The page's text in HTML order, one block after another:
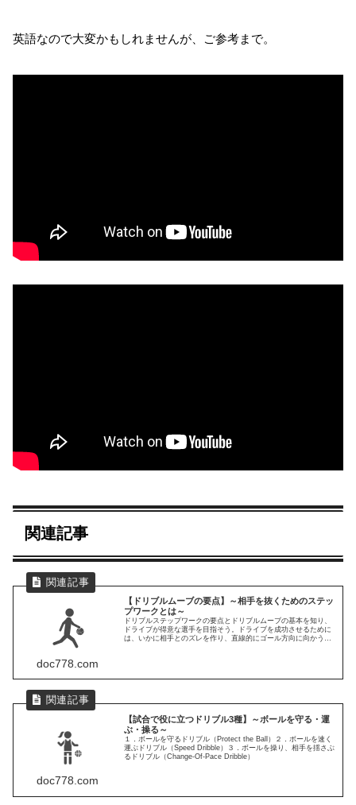
英語なので大変かもしれませんが、ご参考まで。
関連記事
【ドリブルムーブの要点】～相手を抜くためのステッ
プワークとは～
ドリブルステップワークの要点とドリブルムーブの基本を知り、
ドライブが得意な選手を目指そう。ドライブを成功させるために
は、いかに相手とのズレを作り、直線的にゴール方向に向かうこ
doc778.com
【試合で役に立つドリブル3種】～ボールを守る・運
ぶ・操る～
１．ボールを守るドリブル（Protect the Ball）２．ボールを速く
運ぶドリブル（Speed Dribble）３．ボールを操り、相手を揺さぶ
るドリブル（Change-Of-Pace Dribble）
doc778.com